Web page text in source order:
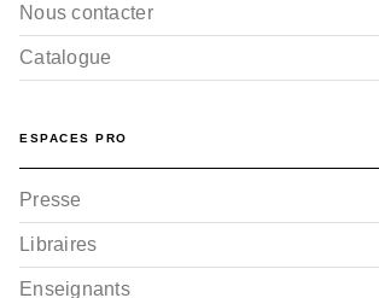
Nous contacter
Catalogue
ESPACES PRO
Presse
Libraires
Enseignants